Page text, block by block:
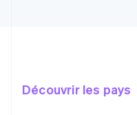
Découvrir les pays